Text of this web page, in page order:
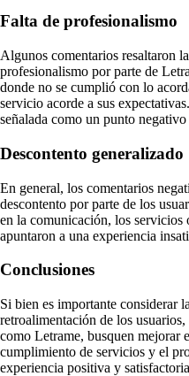
Falta de profesionalismo
Algunos comentarios resaltaron
profesionalismo por parte de
donde no se cumplió con lo
servicio acorde a sus
señalada como un punto
Descontento generalizado
En general, los comentarios
descontento por parte de los
en la comunicación, los servicios
apuntaron a una experiencia
Conclusiones
Si bien es importante considerar
retroalimentación de los
como Letrame, busquen mejorar
cumplimiento de servicios y el
experiencia positiva y